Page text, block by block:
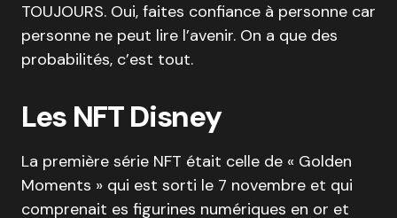
TOUJOURS. Oui, faites confiance à personne car
personne ne peut lire l’avenir. On a que des
probabilités, c’est tout.
Les NFT Disney
La première série NFT était celle de « Golden
Moments » qui est sorti le 7 novembre et qui
comprenait es figurines numériques en or et